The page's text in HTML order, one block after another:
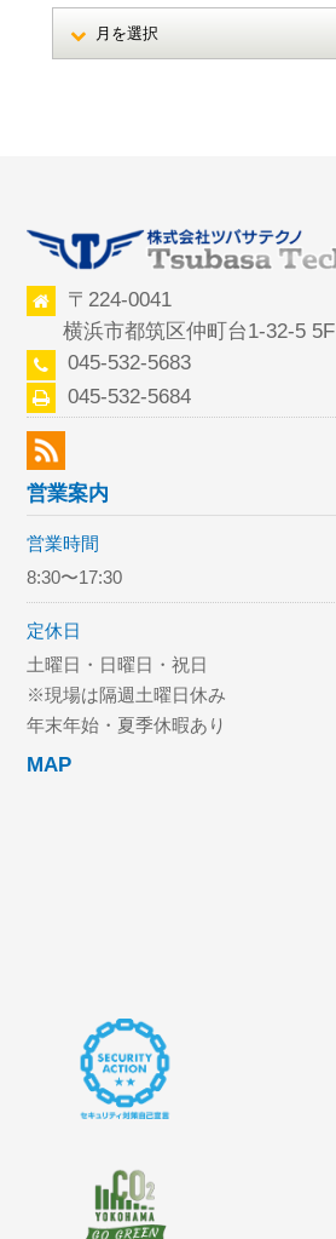
〒224-0041
横浜市都筑区仲町台1-32-5 5F
045-532-5683
045-532-5684
営業案内
営業時間
8:30〜17:30
定休日
土曜日・日曜日・祝日
※現場は隔週土曜日休み
年末年始・夏季休暇あり
MAP